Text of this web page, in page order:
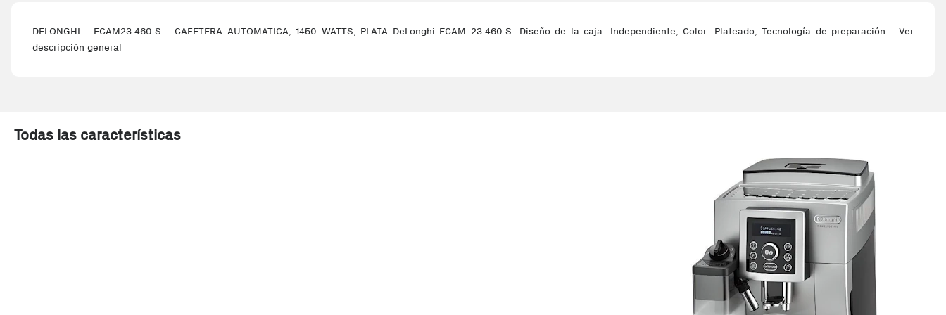
DELONGHI - ECAM23.460.S - CAFETERA AUTOMATICA, 1450 WATTS, PLATA DeLonghi ECAM 23.460.S. Diseño de la caja: Independiente, Color: Plateado, Tecnología de preparación... Ver
descripción general
Todas las características